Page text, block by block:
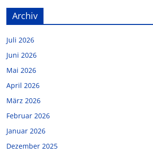
Archiv
Juli 2026
Juni 2026
Mai 2026
April 2026
März 2026
Februar 2026
Januar 2026
Dezember 2025